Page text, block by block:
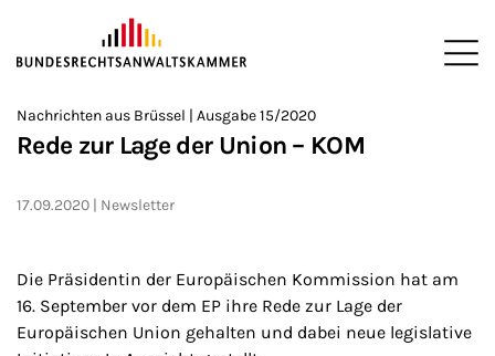
ZUM HAUPTINHALT SPRINGEN
Sie befinden sich hier:
>
Startseite
>
Newsroom
>
Newsletter
>
Nachrichten aus Brüssel
Nachrichten aus Brüssel | Ausgabe 15/2020
Rede zur Lage der Union – KOM
17.09.2020 Newsletter
Die Präsidentin der Europäischen Kommission hat am
16. September vor dem EP ihre Rede zur Lage der
Europäischen Union gehalten und dabei neue legislative